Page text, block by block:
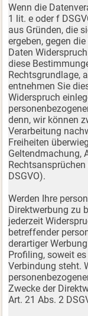
Wenn die
1 lit. e oder f
aus Gründen, die
ergeben, gegen
Daten
diese
Rechtsgrundlage,
entnehmen Sie
Widerspruch
denn, wir können
Verarbeitung
Freiheiten
Geltendmachung,
DSGVO).
Werden Ihre
Direktwerbung zu
jederzeit
betreffender
derartiger
Profiling, soweit
Verbindung steht.
Zwecke der
Art. 21 Abs. 2